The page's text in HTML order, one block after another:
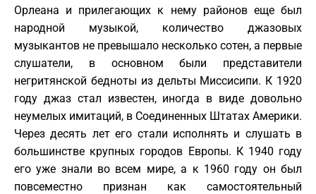
Орлеана и прилегающих к нему районов еще был
народной музыкой, количество джазовых
музыкантов не превышало несколько сотен, а первые
слушатели, в основном были представители
негритянской бедноты из дельты Миссисипи. К 1920
году джаз стал известен, иногда в виде довольно
неумелых имитаций, в Соединенных Штатах Америки.
Через десять лет его стали исполнять и слушать в
большинстве крупных городов Европы. К 1940 году
его уже знали во всем мире, а к 1960 году он был
повсеместно признан как самостоятельный